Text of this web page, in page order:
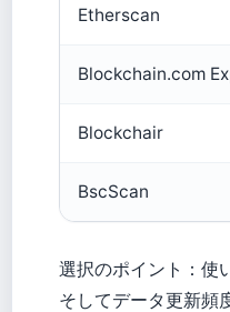
Etherscan
Blockchain.com
Blockchair
BscScan
選択のポイント：使
そしてデータ更新頻